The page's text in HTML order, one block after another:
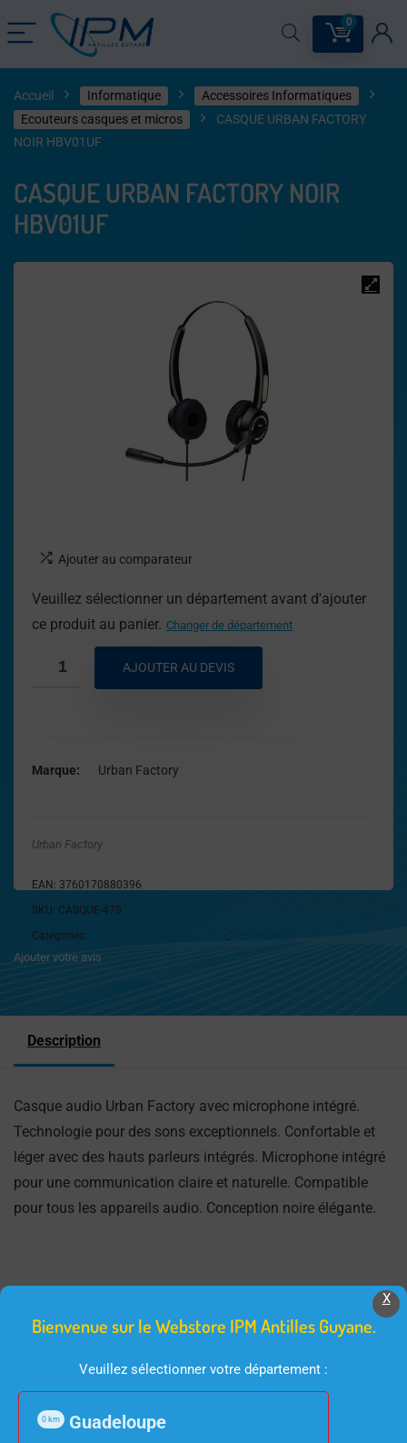
0
Accueil Informatique
Accessoires Informatiques
Ecouteurs casques et micros
CASQUE URBAN FACTORY
NOIR HBV01UF
CASQUE URBAN FACTORY NOIR
HBV01UF
Ajouter au comparateur
Veuillez sélectionner un département avant d'ajouter
ce produit au panier. Changer de département
AJOUTER AU DEVIS
Marque Urban Factory
Urban Factory
EAN: 3760170880396
SKU: CASQUE-479
Catégories:
,
Ajouter votre avis
Description
Casque audio Urban Factory avec microphone intégré.
Technologie pour des sons exceptionnels. Confortable et
léger avec des hauts parleurs intégrés. Microphone intégré
pour une communication claire et naturelle. Compatible
pour tous les appareils audio. Conception noire élégante.
Produits Similaires
X
Bienvenue sur le Webstore IPM Antilles Guyane.
Veuillez sélectionner votre département :
Guadeloupe
0 km